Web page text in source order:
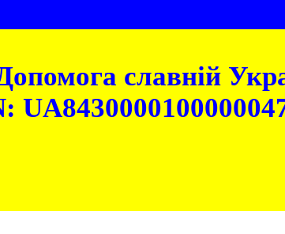
славній